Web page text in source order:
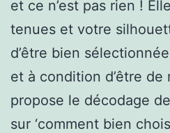
et ce n’est pas rien !
tenues et votre
d’être bien
et à condition d’être
propose le décodage
sur ‘comment bien